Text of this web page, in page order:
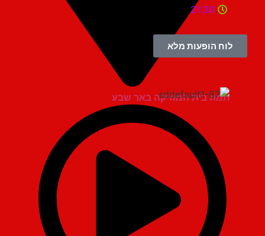
תמוז בית המוזיקה באר שבע
21:30
לוח הופעות מלא